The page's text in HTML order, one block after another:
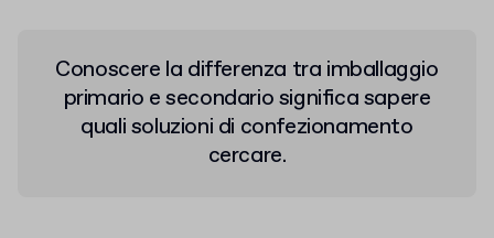
Conoscere la differenza tra imballaggio
primario e secondario significa sapere
quali soluzioni di confezionamento
cercare.